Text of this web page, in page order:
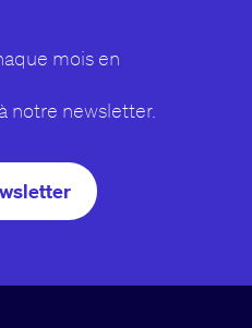
mois en
notre newsletter.